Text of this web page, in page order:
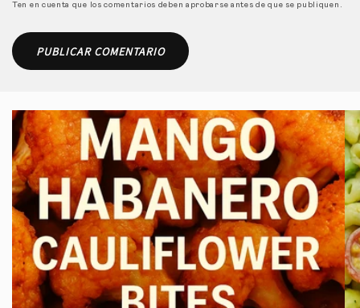
Ten en cuenta que los comentarios deben aprobarse antes de que se publiquen.